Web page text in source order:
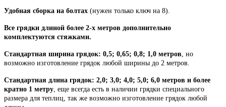
Удобная сборка на болтах (нужен только ключ на 8).
Все грядки длиной более 2-х метров дополнительно
комплектуются стяжками.
Стандартная ширина грядок: 0,5; 0,65; 0,8; 1,0 метров , но
возможно изготовление грядок любой ширины до 2 метров.
Стандартная длина грядок: 2,0; 3,0; 4,0; 5,0; 6,0 метров и более
кратно 1 метру , еще всегда есть в наличии грядки специального
размера для теплиц, так же возможно изготовление грядок любой